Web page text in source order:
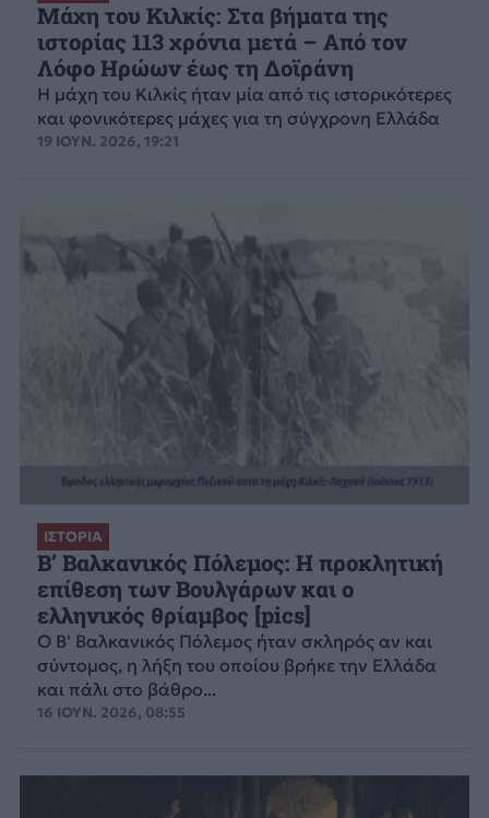
Μάχη του Κιλκίς: Στα βήματα της
ιστορίας 113 χρόνια μετά – Από τον
Λόφο Ηρώων έως τη Δοϊράνη
Η μάχη του Κιλκίς ήταν μία από τις ιστορικότερες
και φονικότερες μάχες για τη σύγχρονη Ελλάδα
19 ΙΟΥΝ. 2026, 19:21
ΙΣΤΟΡΙΑ
Β’ Βαλκανικός Πόλεμος: Η προκλητική
επίθεση των Βουλγάρων και ο
ελληνικός θρίαμβος [pics]
Ο Β' Βαλκανικός Πόλεμος ήταν σκληρός αν και
σύντομος, η λήξη του οποίου βρήκε την Ελλάδα
και πάλι στο βάθρο...
16 ΙΟΥΝ. 2026, 08:55